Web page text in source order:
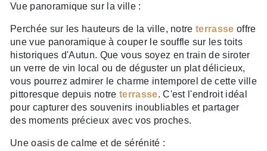
Vue panoramique sur la ville :
Perchée sur les hauteurs de la ville, notreterrasse offre
une vue panoramique à couper le souffle sur les toits
historiques d'Autun. Que vous soyez en train de siroter
un verre de vin local ou de déguster un plat délicieux,
vous pourrez admirer le charme intemporel de cette ville
pittoresque depuis notreterrasse. C'est l'endroit idéal
pour capturer des souvenirs inoubliables et partager
des moments précieux avec vos proches.
Une oasis de calme et de sérénité :